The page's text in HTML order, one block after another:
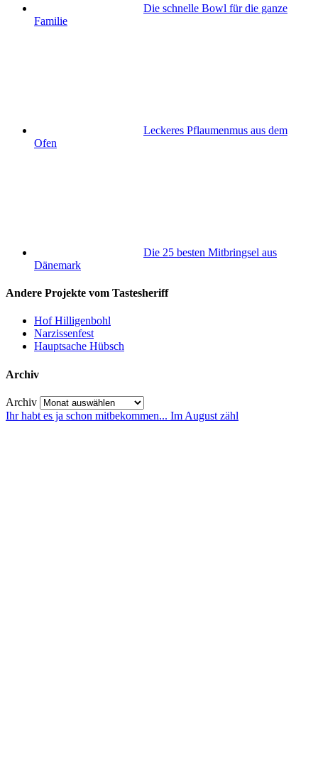
Die schnelle Bowl für die ganze
Familie
Leckeres Pflaumenmus aus dem
Ofen
Die 25 besten Mitbringsel aus
Dänemark
Andere Projekte vom Tastesheriff
Hof Hilligenbohl
Narzissenfest
Hauptsache Hübsch
Archiv
Archiv
Ihr habt es ja schon mitbekommen... Im August zähl